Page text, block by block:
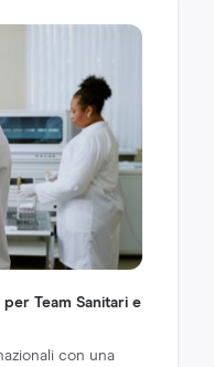
Team Sanitari e
con una